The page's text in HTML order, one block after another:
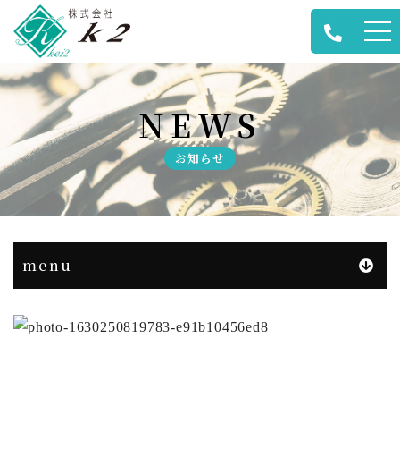
NEWS
お知らせ
menu
メ
ニ